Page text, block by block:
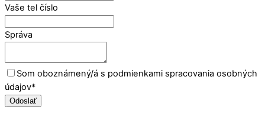
Vaše tel číslo
Správa
Som oboznámený/á s podmienkami spracovania osobných
údajov*
Odoslať